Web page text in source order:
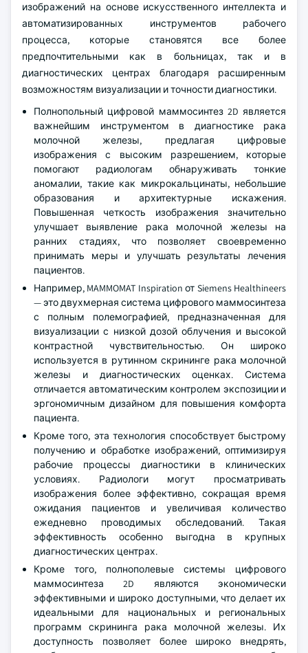
выше — 10,6%. Этот рост обусловлен достижениями в
области технологий визуализации, анализа
изображений на основе искусственного интеллекта и
автоматизированных инструментов рабочего
процесса, которые становятся все более
предпочтительными как в больницах, так и в
диагностических центрах благодаря расширенным
возможностям визуализации и точности диагностики.
Полнопольный цифровой маммосинтез 2D является
важнейшим инструментом в диагностике рака
молочной железы, предлагая цифровые
изображения с высоким разрешением, которые
помогают радиологам обнаруживать тонкие
аномалии, такие как микрокальцинаты, небольшие
образования и архитектурные искажения.
Повышенная четкость изображения значительно
улучшает выявление рака молочной железы на
ранних стадиях, что позволяет своевременно
принимать меры и улучшать результаты лечения
пациентов.
Например, MAMMOMAT Inspiration от Siemens Healthineers
— это двухмерная система цифрового маммосинтеза
с полным полемографией, предназначенная для
визуализации с низкой дозой облучения и высокой
контрастной чувствительностью. Он широко
используется в рутинном скрининге рака молочной
железы и диагностических оценках. Система
отличается автоматическим контролем экспозиции и
эргономичным дизайном для повышения комфорта
пациента.
Кроме того, эта технология способствует быстрому
получению и обработке изображений, оптимизируя
рабочие процессы диагностики в клинических
условиях. Радиологи могут просматривать
изображения более эффективно, сокращая время
ожидания пациентов и увеличивая количество
ежедневно проводимых обследований. Такая
эффективность особенно выгодна в крупных
диагностических центрах.
Кроме того, полнополевые системы цифрового
маммосинтеза 2D являются экономически
эффективными и широко доступными, что делает их
идеальными для национальных и региональных